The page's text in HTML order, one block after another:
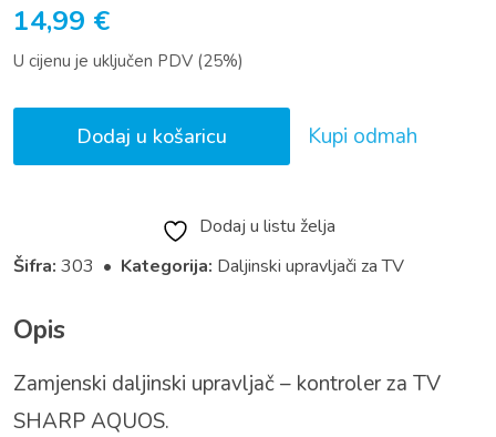
14,99 €
U cijenu je uključen PDV (25%)
Dodaj u košaricu Kupi odmah
Dodaj u listu želja
Šifra: 303 • Kategorija: Daljinski upravljači za TV
Opis
Zamjenski daljinski upravljač – kontroler za TV
SHARP AQUOS.